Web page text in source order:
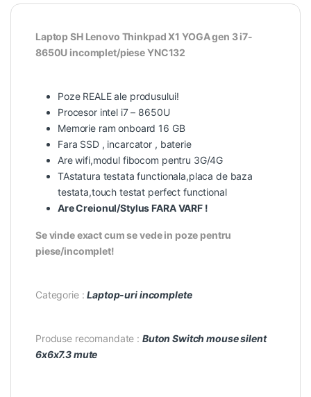
Laptop SH Lenovo Thinkpad X1 YOGA gen 3 i7-
8650U incomplet/piese YNC132
Poze REALE ale produsului!
Procesor intel i7 – 8650U
Memorie ram onboard 16 GB
Fara SSD , incarcator , baterie
Are wifi,modul fibocom pentru 3G/4G
TAstatura testata functionala,placa de baza
testata,touch testat perfect functional
Are Creionul/Stylus FARA VARF !
Se vinde exact cum se vede in poze pentru
piese/incomplet!
Categorie :Laptop-uri incomplete
Produse recomandate : Buton Switch mouse silent
6x6x7.3 mute